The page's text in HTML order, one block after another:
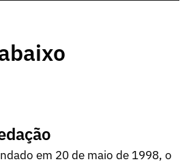
em 20 de maio de 1998, o